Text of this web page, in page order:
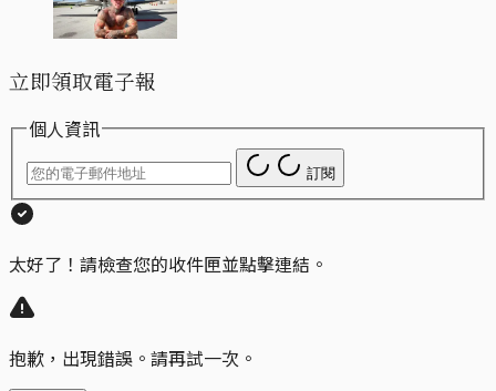
立即領取電子報
個人資訊
訂閱
太好了！請檢查您的收件匣並點擊連結。
抱歉，出現錯誤。請再試一次。